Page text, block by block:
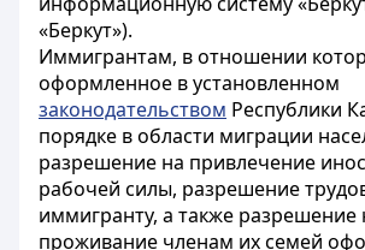
«Беркут»).
Иммигрантам, в отношении
оформленное в установленном
законодательством Республики
порядке в области миграции
разрешение на привлечение
рабочей силы, разрешение
иммигранту, а также
проживание членам их семей